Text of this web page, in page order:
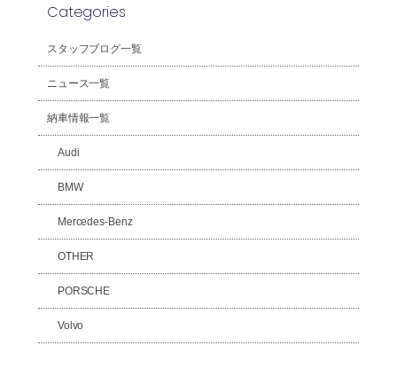
Categories
スタッフブログ一覧
ニュース一覧
納車情報一覧
Audi
BMW
Mercedes-Benz
OTHER
PORSCHE
Volvo